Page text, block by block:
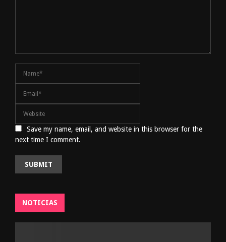
Save my name, email, and website in this browser for the
next time I comment.
NOTICIAS